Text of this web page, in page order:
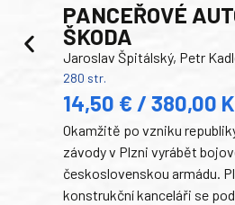
PANCEŘOVÉ
ŠKODA
Jaroslav Špitálský, Petr
280 str.
14,50 € / 380,00
Okamžitě po vzniku
závody v Plzni vyrábět
československou armádu.
konstrukční kanceláři se